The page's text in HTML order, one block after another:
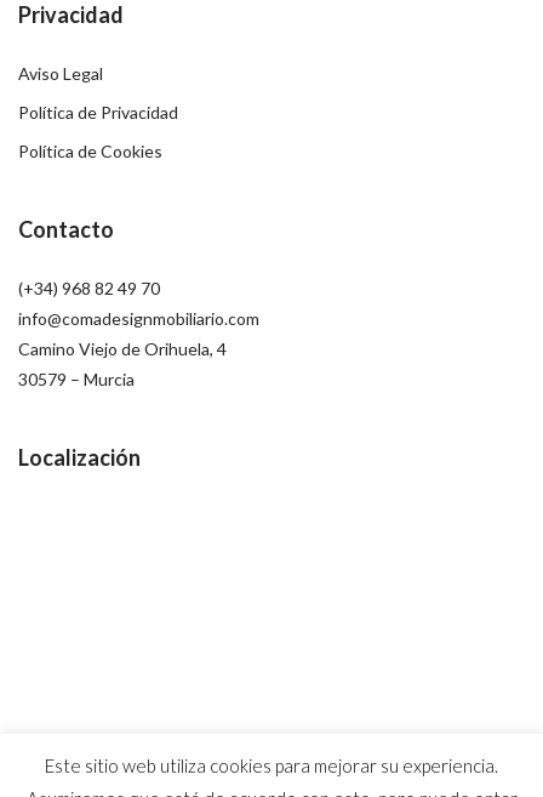
Privacidad
Aviso Legal
Política de Privacidad
Política de Cookies
Contacto
(+34) 968 82 49 70
info@comadesignmobiliario.com
Camino Viejo de Orihuela, 4
30579 – Murcia
Localización
Este sitio web utiliza cookies para mejorar su experiencia.